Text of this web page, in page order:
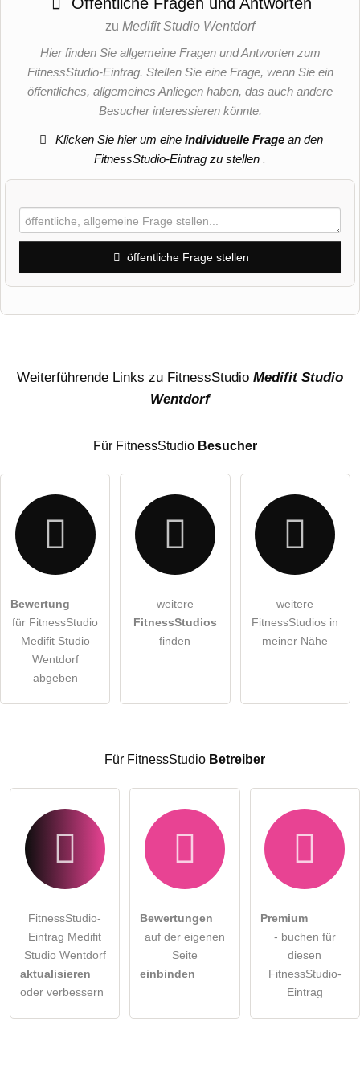
Öffentliche Fragen und Antworten
zu Medifit Studio Wentdorf
Hier finden Sie allgemeine Fragen und Antworten zum
FitnessStudio-Eintrag. Stellen Sie eine Frage, wenn Sie ein
öffentliches, allgemeines Anliegen haben, das auch andere
Besucher interessieren könnte.
Klicken Sie hier um eineindividuelle Frage an den
FitnessStudio-Eintrag zu stellen .
öffentliche Frage stellen
DieDatenschutzerklärunghabe ich zur Kenntnis genommen.
öffentliche Frage stellen
FitnessStudio-Eintrag zu stellen.
Weiterführende Links zu FitnessStudio Medifit Studio
Wentdorf
Für FitnessStudio Besucher
Bewertung
für FitnessStudio
Medifit Studio
Wentdorf
abgeben
weitere
FitnessStudios
finden
weitere
FitnessStudios in
meiner Nähe
Für FitnessStudio Betreiber
FitnessStudio-
Eintrag Medifit
Studio Wentdorf
aktualisieren
oder verbessern
Bewertungen
auf der eigenen
Seite
einbinden
Premium
- buchen für
diesen
FitnessStudio-
Eintrag